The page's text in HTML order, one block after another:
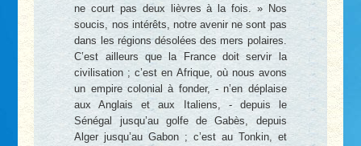
ne court pas deux lièvres à la fois. » Nos
soucis, nos intérêts, notre avenir ne sont pas
dans les régions désolées des mers polaires.
C’est ailleurs que la France doit servir la
civilisation ; c’est en Afrique, où nous avons
un empire colonial à fonder, - n’en déplaise
aux Anglais et aux Italiens, - depuis le
Sénégal jusqu’au golfe de Gabès, depuis
Alger jusqu’au Gabon ; c’est au Tonkin, et